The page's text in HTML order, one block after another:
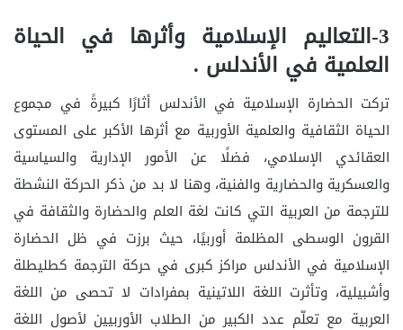
3-التعاليم الإسلامية وأثرها في الحياة
العلمية في الأندلس .
تركت الحضارة الإسلامية في الأندلس أثارًا كبيرةً في مجموع
الحياة الثقافية والعلمية الأوربية مع أثرها الأكبر على المستوى
العقائدي الإسلامي، فضلًا عن الأمور الإدارية والسياسية
والعسكرية والحضارية والفنية، وهنا لا بد من ذكر الحركة النشطة
للترجمة من العربية التي كانت لغة العلم والحضارة والثقافة في
القرون الوسطى المظلمة أوربيًا، حيث برزت في ظل الحضارة
الإسلامية في الأندلس مراكز كبرى في حركة الترجمة كطليطلة
وأشبيلية، وتأثرت اللغة اللاتينية بمفرادات لا تحصى من اللغة
العربية مع تعلّم عدد الكبير من الطلاب الأوربيين لأصول اللغة